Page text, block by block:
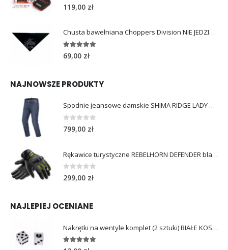
4.96out of 5
119,00 zł
Chusta bawełniana Choppers Division NIE JEDZIESZ NIE ŻYJESZ
5.00out of 5
69,00 zł
NAJNOWSZE PRODUKTY
Spodnie jeansowe damskie SHIMA RIDGE LADY blue
0out of 5
799,00 zł
Rękawice turystyczne REBELHORN DEFENDER black yellow fluo
0 out of 5
299,00 zł
NAJLEPIEJ OCENIANE
Nakrętki na wentyle komplet (2 sztuki) BIAŁE KOSTKI
5.00out of 5